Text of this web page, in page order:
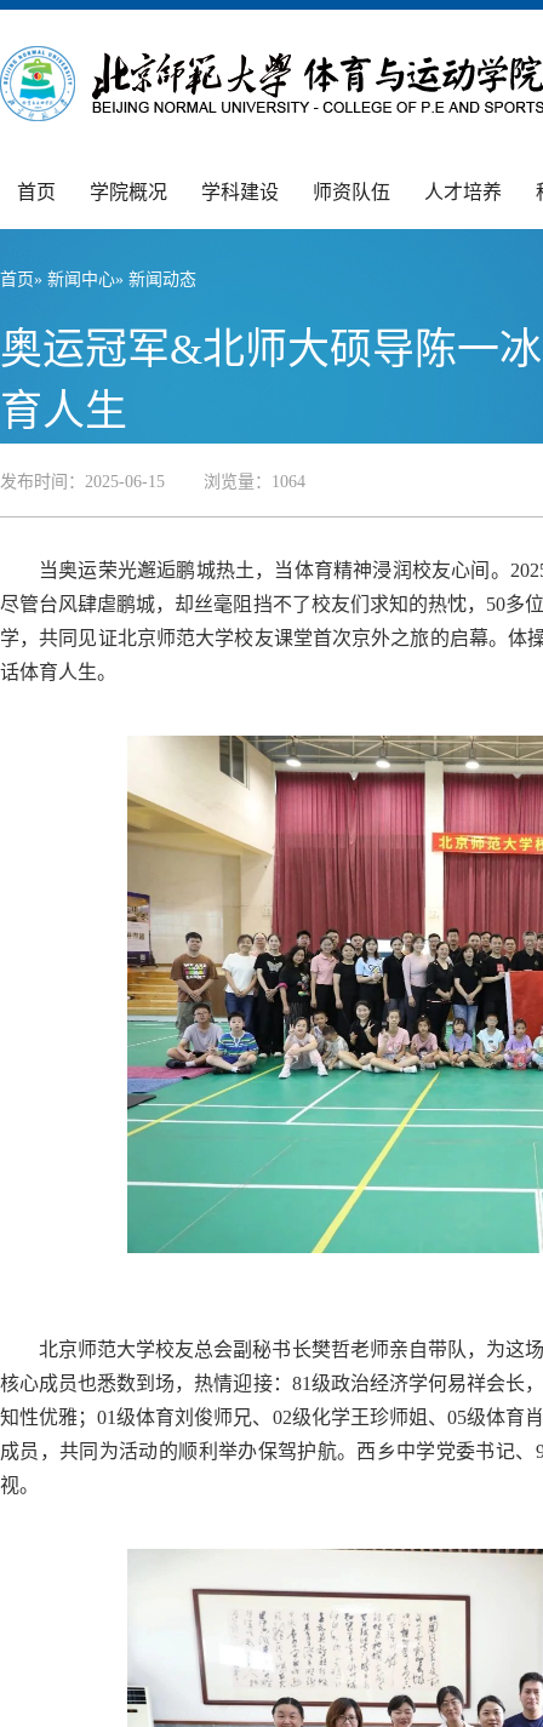
首页 学院概况 学科建设 师资队伍 人才培养
首页» 新闻中心» 新闻动态
奥运冠军&北师大硕导陈一
育人生
发布时间：2025-06-15 浏览量： 1064
当奥运荣光邂逅鹏城热土，当体育精神浸润校友心间。
尽管台风肆虐鹏城，却丝毫阻挡不了校友们求知的热忱，50多
学，共同见证北京师范大学校友课堂首次京外之旅的启幕。
话体育人生。
北京师范大学校友总会副秘书长樊哲老师亲自带队，为这
核心成员也悉数到场，热情迎接：81级政治经济学何易祥会长
知性优雅；01级体育刘俊师兄、02级化学王珍师姐、05级体育
成员，共同为活动的顺利举办保驾护航。西乡中学党委书记
视。